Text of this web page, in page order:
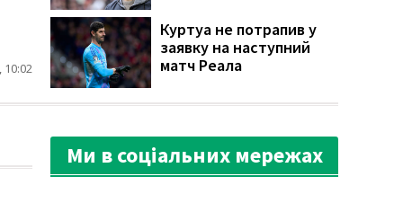
10:02
Куртуа не потрапив у
заявку на наступний
матч Реала
Ми в соціальних мережах